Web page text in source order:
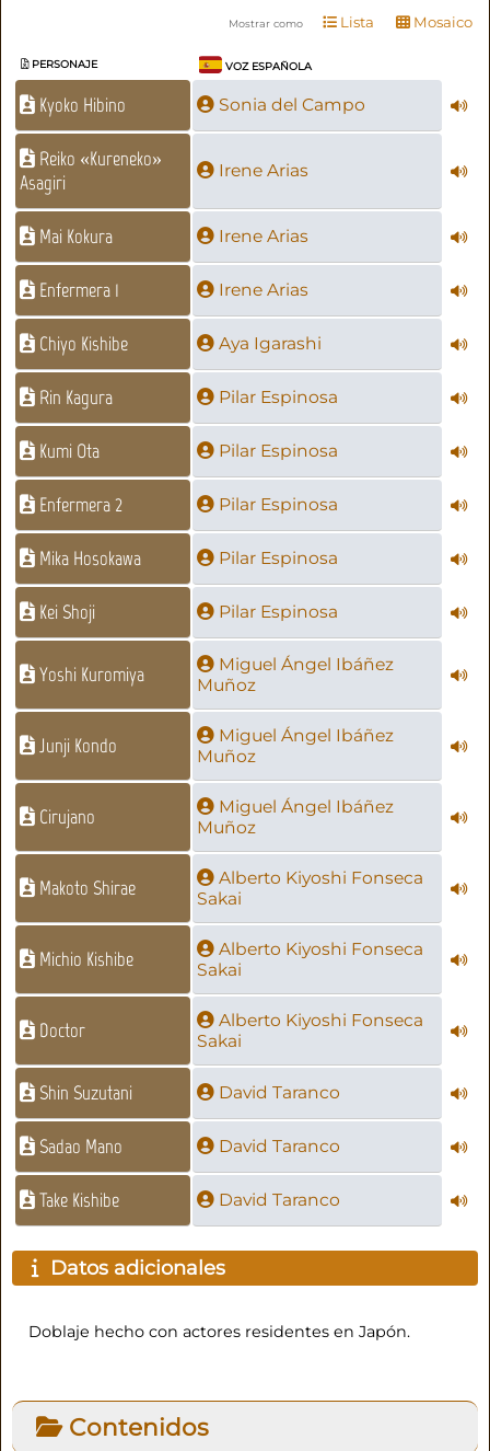
Mostrar como Lista Mosaico
PERSONAJE VOZ ESPAÑOLA
Kyoko Hibino Sonia del Campo
Reiko «Kureneko»
Asagiri
Irene Arias
Mai Kokura Irene Arias
Enfermera 1 Irene Arias
Chiyo Kishibe Aya Igarashi
Rin Kagura Pilar Espinosa
Kumi Ota Pilar Espinosa
Enfermera 2 Pilar Espinosa
Mika Hosokawa Pilar Espinosa
Kei Shoji Pilar Espinosa
Yoshi Kuromiya
Miguel Ángel Ibáñez
Muñoz
Junji Kondo
Miguel Ángel Ibáñez
Muñoz
Cirujano
Miguel Ángel Ibáñez
Muñoz
Makoto Shirae
Alberto Kiyoshi Fonseca
Sakai
Michio Kishibe
Alberto Kiyoshi Fonseca
Sakai
Doctor
Alberto Kiyoshi Fonseca
Sakai
Shin Suzutani David Taranco
Sadao Mano David Taranco
Take Kishibe David Taranco
Datos adicionales
Doblaje hecho con actores residentes en Japón.
Contenidos